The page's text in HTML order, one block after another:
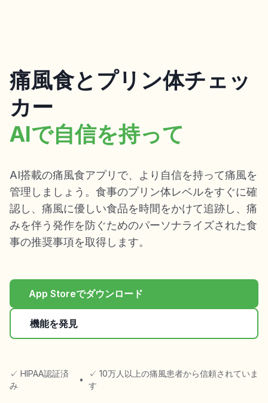
痛風食とプリン体チェッ
カー
AIで自信を持って
AI搭載の痛風食アプリで、より自信を持って痛風を
管理しましょう。食事のプリン体レベルをすぐに確
認し、痛風に優しい食品を時間をかけて追跡し、痛
みを伴う発作を防ぐためのパーソナライズされた食
事の推奨事項を取得します。
App Storeでダウンロード
機能を発見
✓ HIPAA認証済
み
•
✓ 10万人以上の痛風患者から信頼されていま
す